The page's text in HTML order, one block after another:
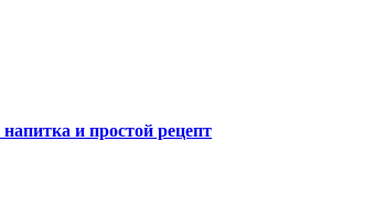
и простой рецепт